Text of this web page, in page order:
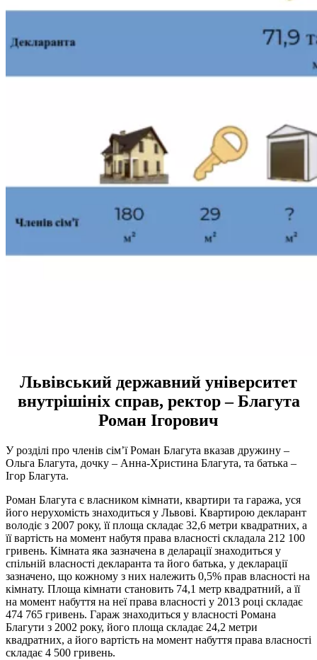
Львівський державний університет
внутрішініх справ, ректор – Благута
Роман Ігорович
У розділі про членів сім’ї Роман Благута вказав дружину –
Ольга Благута, дочку – Анна-Христина Благута, та батька –
Ігор Благута.
Роман Благута є власником кімнати, квартири та гаража, уся
його нерухомість знаходиться у Львові. Квартирою декларант
володіє з 2007 року, її площа складає 32,6 метри квадратних, а
її вартість на момент набутя права власності складала 212 100
гривень. Кімната яка зазначена в деларації знаходиться у
спільній власності декларанта та його батька, у декларації
зазначено, що кожному з них належить 0,5% прав власності на
кімнату. Площа кімнати становить 74,1 метр квадратний, а її
на момент набуття на неї права власності у 2013 році складає
474 765 гривень. Гараж знаходиться у власності Романа
Благути з 2002 року, його площа складає 24,2 метри
квадратних, а його вартість на момент набуття права власності
складає 4 500 гривень.